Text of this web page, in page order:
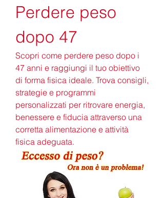
Perdere peso
dopo 47
Scopri come perdere peso dopo i
47 anni e raggiungi il tuo obiettivo
di forma fisica ideale. Trova consigli,
strategie e programmi
personalizzati per ritrovare energia,
benessere e fiducia attraverso una
corretta alimentazione e attività
fisica adeguata.